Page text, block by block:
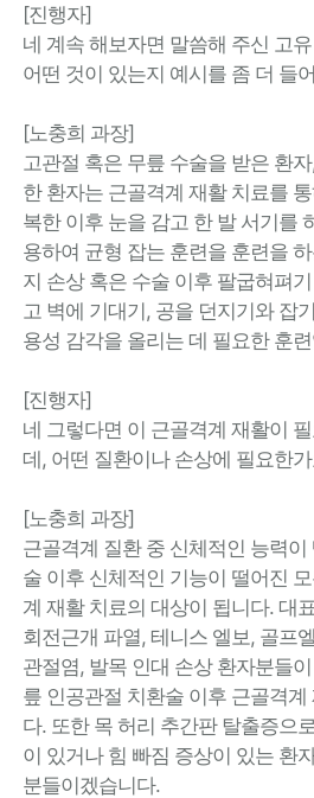
[진행자]
네 계속 해보자면 말씀해 주신 고
어떤 것이 있는지 예시를 좀 더 들
[노충희 과장]
고관절 혹은 무릎 수술을 받은 환
한 환자는 근골격계 재활 치료를
복한 이후 눈을 감고 한 발 서기를
용하여 균형 잡는 훈련을 훈련을
지 손상 혹은 수술 이후 팔굽혀펴
고 벽에 기대기, 공을 던지기와 잡
용성 감각을 올리는 데 필요한 훈
[진행자]
네 그렇다면 이 근골격계 재활이
데, 어떤 질환이나 손상에 필요한
[노충희 과장]
근골격계 질환 중 신체적인 능력
술 이후 신체적인 기능이 떨어진
계 재활 치료의 대상이 됩니다. 대
회전근개 파열, 테니스 엘보, 골프
관절염, 발목 인대 손상 환자분들
릎 인공관절 치환술 이후 근골격
다. 또한 목 허리 추간판 탈출증으
이 있거나 힘 빠짐 증상이 있는 환
분들이겠습니다.